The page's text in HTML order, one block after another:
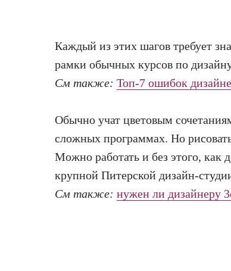
Каждый из этих шагов требует
рамки обычных курсов по
См также: Топ-7 ошибок
Обычно учат цветовым
сложных программах. Но
Можно работать и без этого, как
крупной Питерской дизайн-
См также: нужен ли дизайнеру